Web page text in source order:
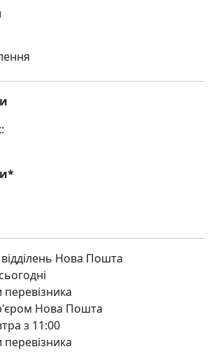
відділень Нова Пошта
Нова Пошта
з 11:00